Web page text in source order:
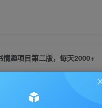
情趣项目第二版，每天2000+
看